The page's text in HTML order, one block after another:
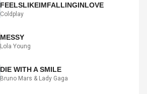
FEELSLIKEIMFALLINGINLOVE
Coldplay
MESSY
Lola Young
DIE WITH A SMILE
Bruno Mars & Lady Gaga